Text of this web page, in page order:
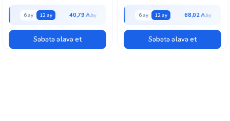
6 ay 12 ay 40,79 ₼
Səbətə əlavə et
6 ay 12 ay 68,02 ₼
Səbətə əlavə et